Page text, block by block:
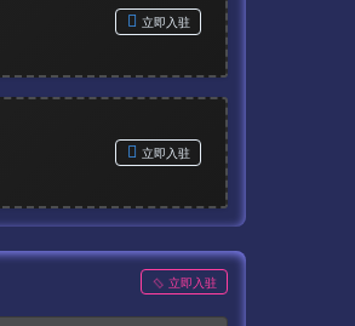
立即入驻
立即入驻
立即入驻